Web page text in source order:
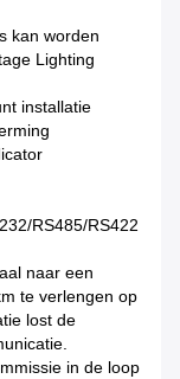
kan worden
Lighting
installatie
RS485/RS422
naar een
te verlengen op
lost de
in de loop